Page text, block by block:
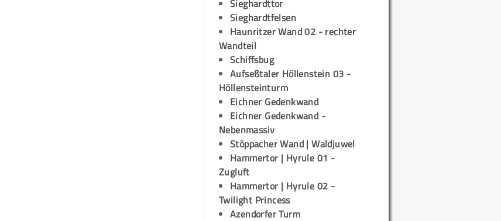
Sieghardttor
Sieghardtfelsen
Haunritzer Wand 02 - rechter
Wandteil
Schiffsbug
Aufseßtaler Höllenstein 03 -
Höllensteinturm
Eichner Gedenkwand
Eichner Gedenkwand -
Nebenmassiv
Stöppacher Wand | Waldjuwel
Hammertor | Hyrule 01 -
Zugluft
Hammertor | Hyrule 02 -
Twilight Princess
Azendorfer Turm